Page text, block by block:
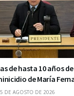
de hasta 10 años
de María
5 DE AGOSTO DE 2026